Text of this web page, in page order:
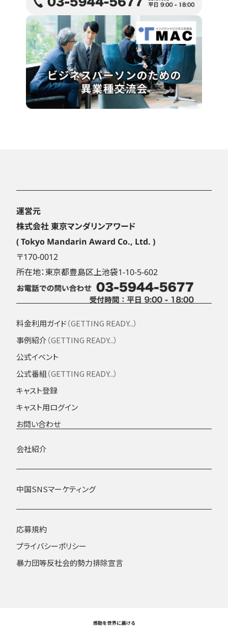
運営元
株式会社 東京マンダリンアワード
( Tokyo Mandarin Award Co., Ltd. )
〒170-0012
所在地：東京都豊島区上池袋1-10-5-602
料金利用ガイド（GETTING READY...）
事例紹介（GETTING READY...）
公式イベント
公式番組（GETTING READY...）
キャスト登録
キャスト用ログイン
お問い合わせ
会社紹介
中国SNSマーケティング
応募規約
プライバシーポリシー
暴力団等反社会的勢力排除宣言